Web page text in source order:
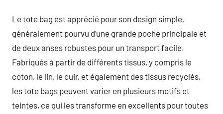
Le tote bag est apprécié pour son design simple,
généralement pourvu d’une grande poche principale et
de deux anses robustes pour un transport facile.
Fabriqués à partir de différents tissus, y compris le
coton, le lin, le cuir, et également des tissus recyclés,
les tote bags peuvent varier en plusieurs motifs et
teintes, ce qui les transforme en excellents pour toutes